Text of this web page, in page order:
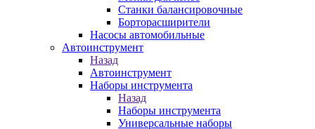
Станки балансировочные
Борторасширители
Насосы автомобильные
Автоинструмент
Назад
Автоинструмент
Наборы инструмента
Назад
Наборы инструмента
Универсальные наборы